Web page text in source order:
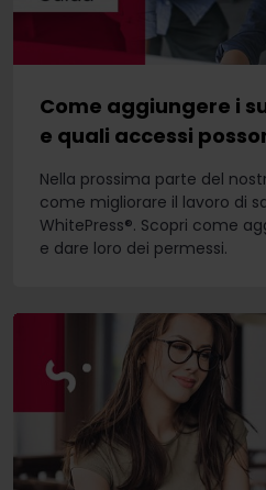
Come aggiungere i
e quali accessi
Nella prossima parte del
come migliorare il lavoro di
WhitePress®. Scopri come
e dare loro dei permessi.